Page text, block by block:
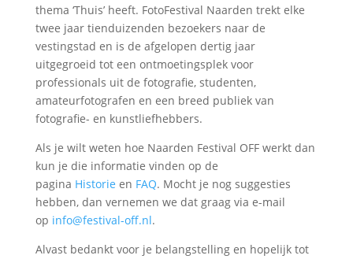
thema ‘Thuis’ heeft. FotoFestival Naarden trekt elke
twee jaar tienduizenden bezoekers naar de
vestingstad en is de afgelopen dertig jaar
uitgegroeid tot een ontmoetingsplek voor
professionals uit de fotografie, studenten,
amateurfotografen en een breed publiek van
fotografie- en kunstliefhebbers.
Als je wilt weten hoe Naarden Festival OFF werkt dan
kun je die informatie vinden op de
pagina Historie en FAQ. Mocht je nog suggesties
hebben, dan vernemen we dat graag via e-mail
op info@festival-off.nl.
Alvast bedankt voor je belangstelling en hopelijk tot